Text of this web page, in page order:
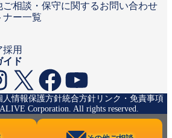
X Facebook
YouTube
ご相談・保守に関するお問い合わせ
ナー一覧
採用
イド
人情報保護方針統合方針 リンク・免責事項
Corporation. All rights reserved.